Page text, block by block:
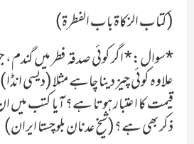
(کتاب الزکاۃ باب الفطرۃ)
*سوال:* اگر کوئی صدقہ فطر میں
علاوہ کوئی چیز دینا چاہے مثلا (دیسی
قیمت کا اعتبار ہوتا ہے؟ آیا کتب میں
ذکر بھی ہے؟(شیخ عدنان بلوچستا ایران)